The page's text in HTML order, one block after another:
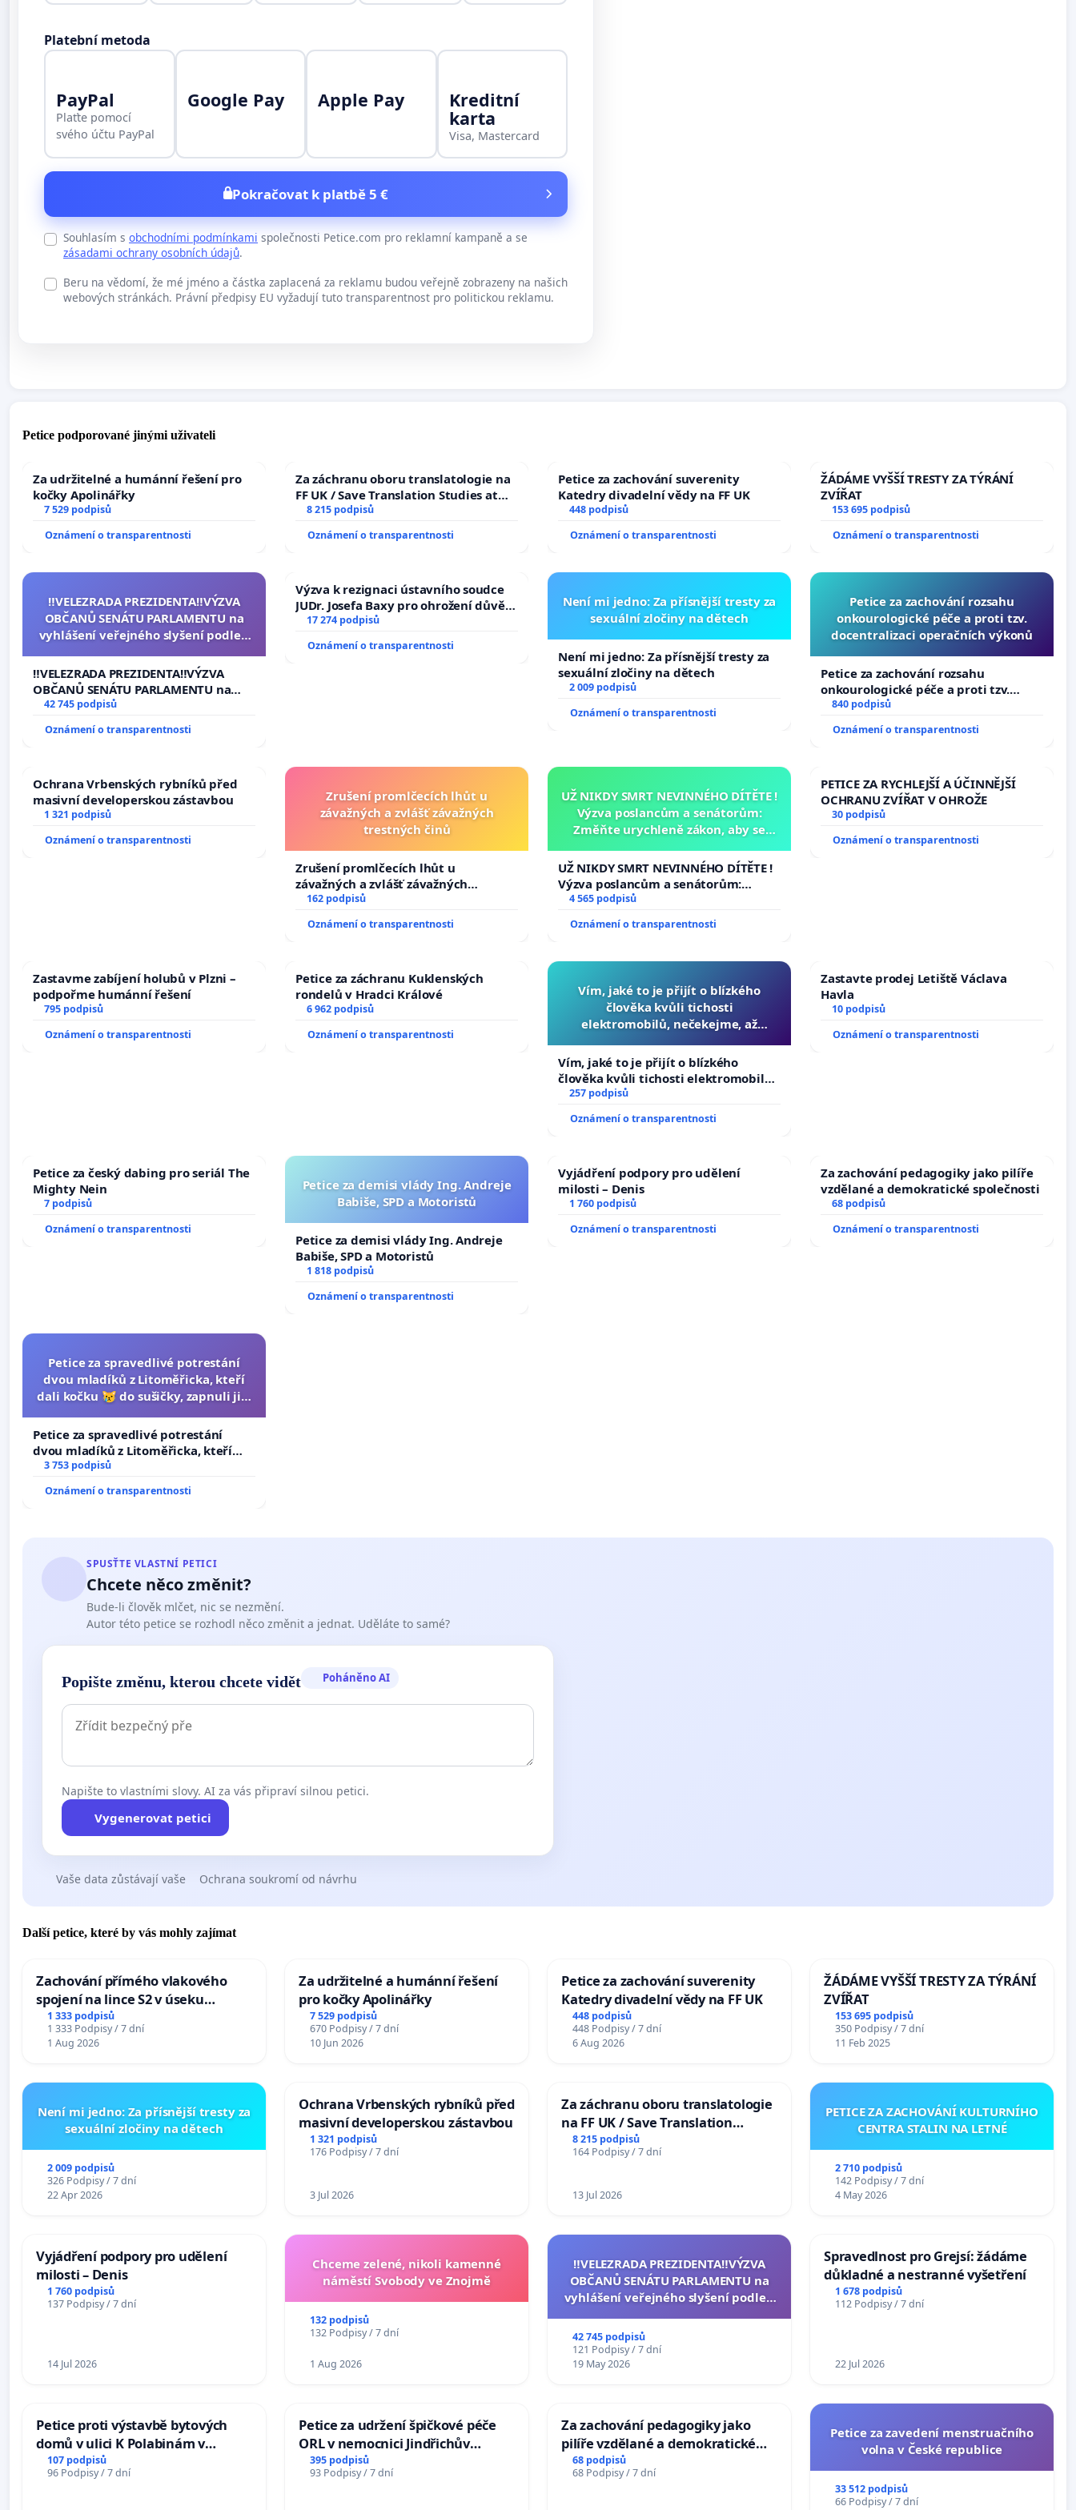
Platební metoda
PayPal
Plaťte pomocí
svého účtu PayPal
Google Pay Apple Pay Kreditní
karta
Visa, Mastercard
Pokračovat k platbě 5 €
Souhlasím s obchodními podmínkami společnosti Petice.com pro reklamní kampaně a se
zásadami ochrany osobních údajů.
Beru na vědomí, že mé jméno a částka zaplacená za reklamu budou veřejně zobrazeny na našich
webových stránkách. Právní předpisy EU vyžadují tuto transparentnost pro politickou reklamu.
Petice podporované jinými uživateli
Za udržitelné a humánní řešení pro
kočky Apolinářky
7 529 podpisů
Oznámení o transparentnosti
Za záchranu oboru translatologie na
FF UK / Save Translation Studies at
the Faculty of Arts, Charles
8 215 podpisů
Oznámení o transparentnosti
Petice za zachování suverenity
Katedry divadelní vědy na FF UK
448 podpisů
Oznámení o transparentnosti
ŽÁDÁME VYŠŠÍ TRESTY ZA TÝRÁNÍ
ZVÍŘAT
153 695 podpisů
Oznámení o transparentnosti
‼️VELEZRADA PREZIDENTA‼️VÝZVA
OBČANŮ SENÁTU PARLAMENTU na
vyhlášení veřejného slyšení podle §
na přijetí usnesení k podání ústavní
žaloby na prezidenta republiky
‼️VELEZRADA PREZIDENTA‼️VÝZVA
OBČANŮ SENÁTU PARLAMENTU na
vyhlášení veřejného slyšení podle §
na přijetí usnesení k podání ústavní
42 745 podpisů
Oznámení o transparentnosti
Výzva k rezignaci ústavního soudce
JUDr. Josefa Baxy pro ohrožení důvěry
ve spravedlivý proces
17 274 podpisů
Oznámení o transparentnosti
Není mi jedno: Za přísnější tresty za
sexuální zločiny na dětech
Není mi jedno: Za přísnější tresty za
sexuální zločiny na dětech
2 009 podpisů
Oznámení o transparentnosti
Petice za zachování rozsahu
onkourologické péče a proti tzv.
docentralizaci operačních výkonů
Petice za zachování rozsahu
onkourologické péče a proti tzv.
docentralizaci operačních výkonů
840 podpisů
Oznámení o transparentnosti
Ochrana Vrbenských rybníků před
masivní developerskou zástavbou
1 321 podpisů
Oznámení o transparentnosti
Zrušení promlčecích lhůt u
závažných a zvlášť závažných
trestných činů
Zrušení promlčecích lhůt u
závažných a zvlášť závažných
trestných činů
162 podpisů
Oznámení o transparentnosti
UŽ NIKDY SMRT NEVINNÉHO DÍTĚTE !
Výzva poslancům a senátorům:
Změňte urychleně zákon, aby se
opakovat!
UŽ NIKDY SMRT NEVINNÉHO DÍTĚTE !
Výzva poslancům a senátorům:
Změňte urychleně zákon, aby se
opakovat!
4 565 podpisů
Oznámení o transparentnosti
PETICE ZA RYCHLEJŠÍ A ÚČINNĚJŠÍ
OCHRANU ZVÍŘAT V OHROŽE
30 podpisů
Oznámení o transparentnosti
Zastavme zabíjení holubů v Plzni –
podpořme humánní řešení
795 podpisů
Oznámení o transparentnosti
Petice za záchranu Kuklenských
rondelů v Hradci Králové
6 962 podpisů
Oznámení o transparentnosti
Vím, jaké to je přijít o blízkého
člověka kvůli tichosti
elektromobilů, nečekejme, až
auta!
Vím, jaké to je přijít o blízkého
člověka kvůli tichosti elektromobilů,
nečekejme, až přibydou další,
257 podpisů
Oznámení o transparentnosti
Zastavte prodej Letiště Václava
Havla
10 podpisů
Oznámení o transparentnosti
Petice za český dabing pro seriál The
Mighty Nein
7 podpisů
Oznámení o transparentnosti
Petice za demisi vlády Ing. Andreje
Babiše, SPD a Motoristů
Petice za demisi vlády Ing. Andreje
Babiše, SPD a Motoristů
1 818 podpisů
Oznámení o transparentnosti
Vyjádření podpory pro udělení
milosti – Denis
1 760 podpisů
Oznámení o transparentnosti
Za zachování pedagogiky jako pilíře
vzdělané a demokratické společnosti
68 podpisů
Oznámení o transparentnosti
Petice za spravedlivé potrestání
dvou mladíků z Litoměřicka, kteří
dali kočku 😿 do sušičky, zapnuli ji a
Petice za spravedlivé potrestání
dvou mladíků z Litoměřicka, kteří
dali kočku 😿 do sušičky, zapnuli ji a
3 753 podpisů
Oznámení o transparentnosti
SPUSŤTE VLASTNÍ PETICI
Chcete něco změnit?
Bude-li člověk mlčet, nic se nezmění.
Autor této petice se rozhodl něco změnit a jednat. Uděláte to samé?
Popište změnu, kterou chcete vidět Poháněno AI
Napište to vlastními slovy. AI za vás připraví silnou petici.
Vygenerovat petici
Vaše data zůstávají vaše Ochrana soukromí od návrhu
Další petice, které by vás mohly zajímat
Zachování přímého vlakového
spojení na lince S2 v úseku
Ostrava – Bohumín – Karviná –
Mosty u Jablunkova
1 333 podpisů
1 333 Podpisy / 7 dní
1 Aug 2026
Za udržitelné a humánní řešení
pro kočky Apolinářky
7 529 podpisů
670 Podpisy / 7 dní
10 Jun 2026
Petice za zachování suverenity
Katedry divadelní vědy na FF UK
448 podpisů
448 Podpisy / 7 dní
6 Aug 2026
ŽÁDÁME VYŠŠÍ TRESTY ZA TÝRÁNÍ
ZVÍŘAT
153 695 podpisů
350 Podpisy / 7 dní
11 Feb 2025
Není mi jedno: Za přísnější tresty za
sexuální zločiny na dětech
2 009 podpisů
326 Podpisy / 7 dní
22 Apr 2026
Ochrana Vrbenských rybníků před
masivní developerskou zástavbou
1 321 podpisů
176 Podpisy / 7 dní
3 Jul 2026
Za záchranu oboru translatologie
na FF UK / Save Translation
Studies at the Faculty of Arts,
Charles University
8 215 podpisů
164 Podpisy / 7 dní
13 Jul 2026
PETICE ZA ZACHOVÁNÍ KULTURNÍHO
CENTRA STALIN NA LETNÉ
2 710 podpisů
142 Podpisy / 7 dní
4 May 2026
Vyjádření podpory pro udělení
milosti – Denis
1 760 podpisů
137 Podpisy / 7 dní
14 Jul 2026
Chceme zelené, nikoli kamenné
náměstí Svobody ve Znojmě
132 podpisů
132 Podpisy / 7 dní
1 Aug 2026
‼️VELEZRADA PREZIDENTA‼️VÝZVA
OBČANŮ SENÁTU PARLAMENTU na
vyhlášení veřejného slyšení podle §
na přijetí usnesení k podání ústavní
žaloby na prezidenta republiky
42 745 podpisů
121 Podpisy / 7 dní
19 May 2026
Spravedlnost pro Grejsí: žádáme
důkladné a nestranné vyšetření
1 678 podpisů
112 Podpisy / 7 dní
22 Jul 2026
Petice proti výstavbě bytových
domů v ulici K Polabinám v
Pardubicích
107 podpisů
96 Podpisy / 7 dní
Petice za udržení špičkové péče
ORL v nemocnici Jindřichův
Hradec
395 podpisů
93 Podpisy / 7 dní
Za zachování pedagogiky jako
pilíře vzdělané a demokratické
společnosti
68 podpisů
68 Podpisy / 7 dní
Petice za zavedení menstruačního
volna v České republice
33 512 podpisů
66 Podpisy / 7 dní